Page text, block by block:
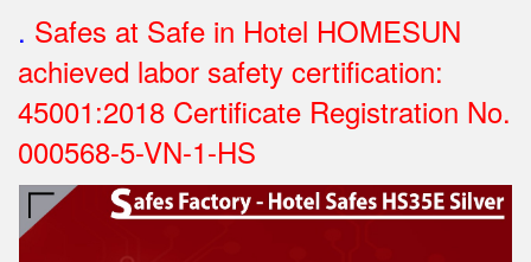
. Safes at Safe in Hotel HOMESUN
achieved labor safety certification:
45001:2018 Certificate Registration No.
000568-5-VN-1-HS